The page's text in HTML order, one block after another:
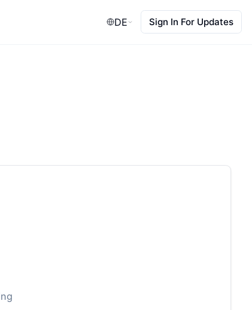
DE Sign In For Updates